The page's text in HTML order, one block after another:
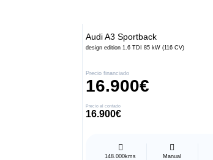
AudiA3 Sportback
design edition 1.6 TDI 85 kW (116 CV)
Precio financiado
16.900€
Precio al contado
16.900€
148.000kms Manual